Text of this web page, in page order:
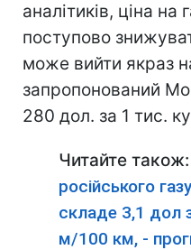
аналітиків, ціна на
поступово
може вийти якраз
запропонований
280 дол. за 1 тис.
Читайте також:
російського
складе 3,1 дол
м/100 км, -